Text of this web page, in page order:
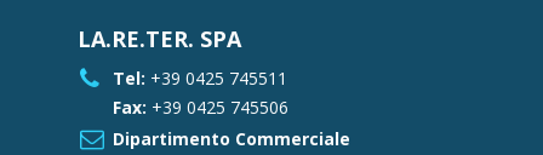
LA.RE.TER. SPA
Tel: +39 0425 745511
Fax: +39 0425 745506
Dipartimento Commerciale